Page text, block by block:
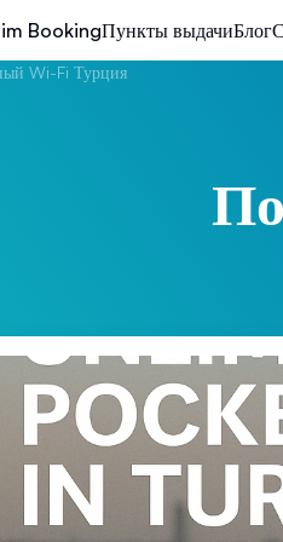
BookingПункты выдачиБлог
Wi-Fi Турция